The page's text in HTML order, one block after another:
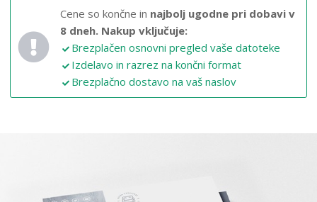
Cene so končne in najbolj ugodne pri dobavi v
8 dneh. Nakup vključuje:
Brezplačen osnovni pregled vaše datoteke
Izdelavo in razrez na končni format
Brezplačno dostavo na vaš naslov